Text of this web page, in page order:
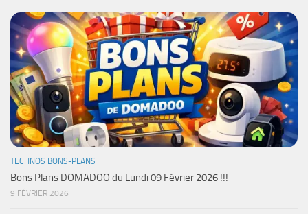
TECHNOS BONS-PLANS
Bons Plans DOMADOO du Lundi 09 Février 2026 !!!
9 FÉVRIER 2026